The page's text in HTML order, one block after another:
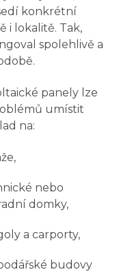
konkrétní
i lokalitě. Tak,
spolehlivě a
panely lze
umístit
na:
nebo
domky,
a carporty,
budovy